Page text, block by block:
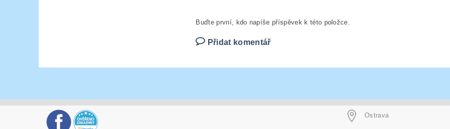
Buďte první, kdo napíše příspěvek k této položce.
Přidat komentář
Ostrava